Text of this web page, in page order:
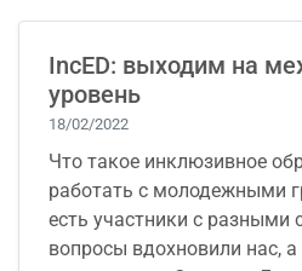
IncED: выходим на
уровень
18/02/2022
Что такое инклюзивное
работать с молодежными
есть участники с разными
вопросы вдохновили нас,